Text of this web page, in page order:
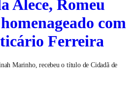
Alece, Romeu
com
Ferreira
Marinho, recebeu o título de Cidadã de